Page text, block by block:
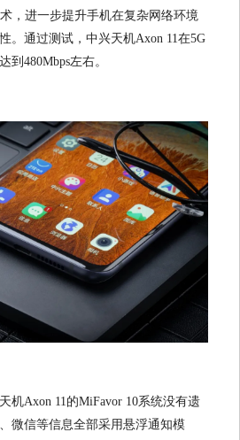
，进一步提升手机在复杂网络环境
。通过测试，中兴天机Axon 11在5G
到480Mbps左右。
机Axon 11的MiFavor 10系统没有遗
微信等信息全部采用悬浮通知模